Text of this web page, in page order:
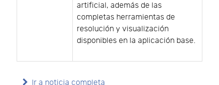
artificial, además de las
completas herramientas de
resolución y visualización
disponibles en la aplicación base.
Ir a noticia completa